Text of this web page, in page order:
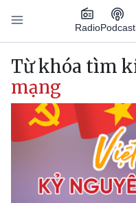
Nhảy đến nội dung
RadioPodcast
Main navigation
Từ khóa tìm
mạng